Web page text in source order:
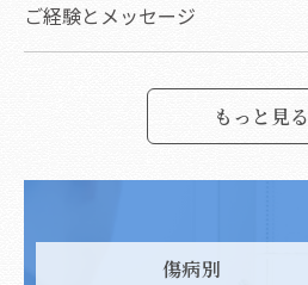
ご経験とメッセージ
もっと見る
傷病別